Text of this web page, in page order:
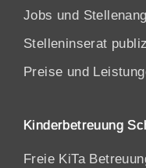
Jobs und
Stelleninserat
Preise und
Kinderbetreuung
Freie KiTa